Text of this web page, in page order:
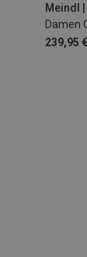
Meindl
Damen
239,95 €